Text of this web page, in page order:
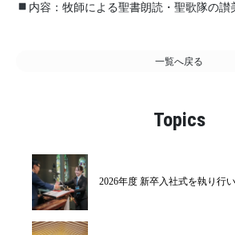
内容：牧師による聖書朗読・聖歌隊の讃
一覧へ戻る
Topics
2026年度 新卒入社式を執り行